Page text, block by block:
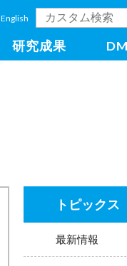
English
研究成果
トピックス
最新情報